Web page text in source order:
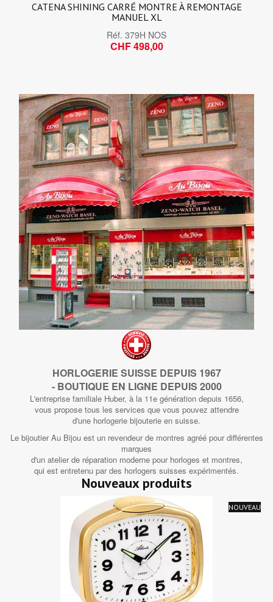
CATENA SHINING CARRÉ MONTRE À REMONTAGE
MANUEL XL
Réf. 379H NOS
CHF 498,00
HORLOGERIE SUISSE DEPUIS 1967
- BOUTIQUE EN LIGNE DEPUIS 2000
L'entreprise familiale Huber, à la 11e génération depuis 1656,
vous propose tous les services que vous pouvez attendre
d'une horlogerie bijouterie en suisse.
Le bijoutier Au Bijou est un revendeur de montres agréé pour différentes
marques
d'un atelier de réparation moderne pour horloges et montres,
qui est entretenu par des horlogers suisses expérimentés.
Nouveaux produits
NOUVEAU